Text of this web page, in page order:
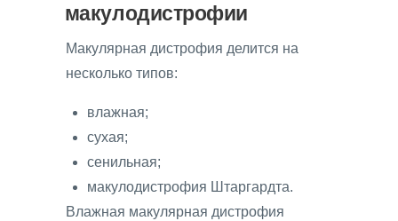
макулодистрофии
Макулярная дистрофия делится на
несколько типов:
влажная;
сухая;
сенильная;
макулодистрофия Штаргардта.
Влажная макулярная дистрофия